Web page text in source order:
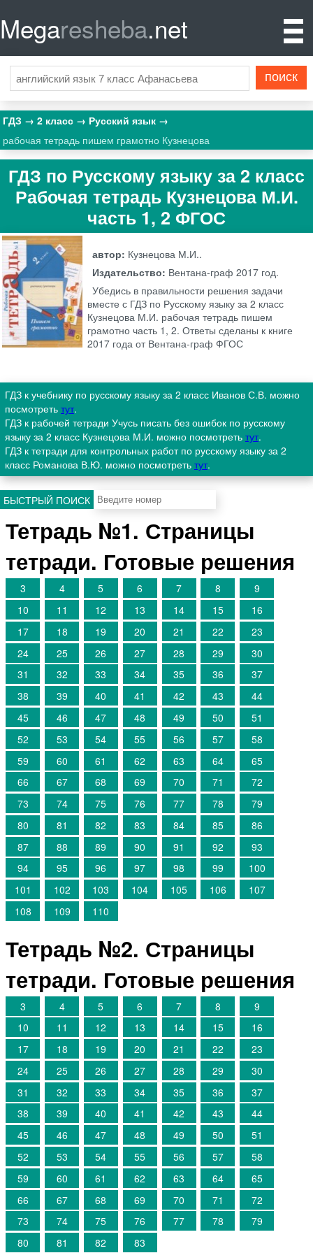
Megaresheba.net
ГДЗ 2 класс
Русский язык
рабочая тетрадь пишем грамотно Кузнецова
ГДЗ по Русскому языку за 2 класс
Рабочая тетрадь Кузнецова М.И.
часть 1, 2 ФГОС
автор: Кузнецова М.И..
Издательство: Вентана-граф 2017 год.
Убедись в правильности решения задачи
вместе с ГДЗ по Русскому языку за 2 класс
Кузнецова М.И. рабочая тетрадь пишем
грамотно часть 1, 2. Ответы сделаны к книге
2017 года от Вентана-граф ФГОС
ГДЗ к учебнику по русскому языку за 2 класс Иванов С.В. можно
посмотреть тут.
ГДЗ к рабочей тетради Учусь писать без ошибок по русскому
языку за 2 класс Кузнецова М.И. можно посмотреть тут.
ГДЗ к тетради для контрольных работ по русскому языку за 2
класс Романова В.Ю. можно посмотреть тут.
БЫСТРЫЙ ПОИСК
Тетрадь №1. Страницы
тетради. Готовые решения
3 4 5 6 7 8
9
10
11 12 13 14 15
16
17
18 19 20 21 22
23
24
25 26 27 28 29
30
31
32 33 34 35 36
37
38
39 40 41 42 43
44
45
46 47 48 49 50
51
52
53 54 55 56 57
58
59
60 61 62 63 64
65
66
67 68 69 70 71
72
73
74 75 76 77 78
79
80
81 82 83 84 85
86
87
88 89 90 91 92
93
94
95 96 97 98 99
100
101
102 103 104 105 106
107
108
109 110
Тетрадь №2. Страницы
тетради. Готовые решения
3 4 5 6 7 8
9
10
11 12 13 14 15
16
17
18 19 20 21 22
23
24
25 26 27 28 29
30
31
32 33 34 35 36
37
38
39 40 41 42 43
44
45
46 47 48 49 50
51
52
53 54 55 56 57
58
59
60 61 62 63 64
65
66
67 68 69 70 71
72
73
74 75 76 77 78
79
80
81 82 83